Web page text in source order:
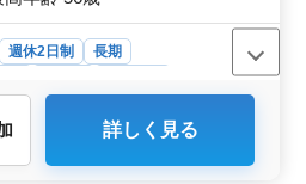
週休2日制
長期
市のクリニックで、アットホ
詳しく見る